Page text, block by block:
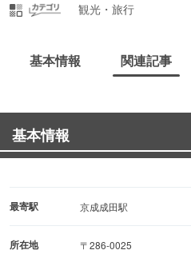
観光・旅行
基本情報 関連記事
基本情報
最寄駅 京成成田駅
所在地
〒286-0025